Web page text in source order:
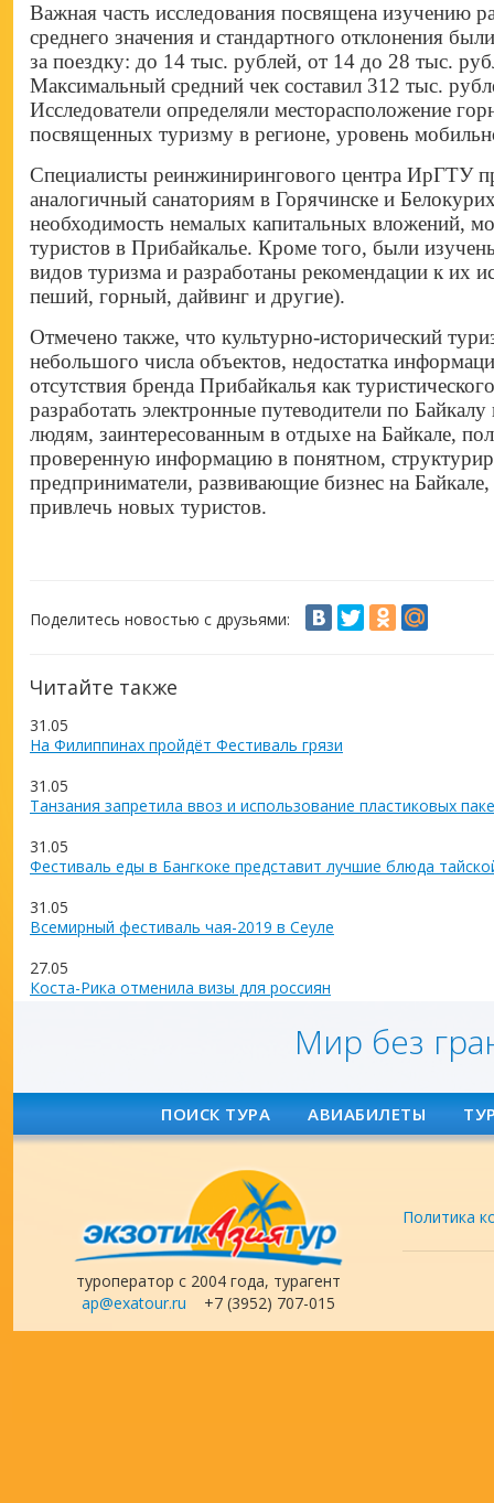
Важная часть исследования посвящена изучению
среднего значения и стандартного отклонения
за поездку: до 14 тыс. рублей, от 14 до 28 тыс.
Максимальный средний чек составил 312 тыс.
Исследователи определяли месторасположение
посвященных туризму в регионе, уровень
Специалисты реинжинирингового центра ИрГТУ
аналогичный санаториям в Горячинске и
необходимость немалых капитальных вложений,
туристов в Прибайкалье. Кроме того, были
видов туризма и разработаны рекомендации к их
пеший, горный, дайвинг и другие).
Отмечено также, что культурно-исторический
небольшого числа объектов, недостатка
отсутствия бренда Прибайкалья как
разработать электронные путеводители по
людям, заинтересованным в отдыхе на Байкале,
проверенную информацию в понятном,
предприниматели, развивающие бизнес на Байкале,
привлечь новых туристов.
Поделитесь новостью с друзьями:
Читайте также
31.05
На Филиппинах пройдёт Фестиваль грязи
31.05
Танзания запретила ввоз и использование пластиковых
31.05
Фестиваль еды в Бангкоке представит лучшие блюда
31.05
Всемирный фестиваль чая-2019 в Сеуле
27.05
Коста-Рика отменила визы для россиян
Мир без
ПОИСК ТУРА АВИАБИЛЕТЫ
туроператор с 2004 года, турагент
ap@exatour.ru +7 (3952) 707-015
Политика